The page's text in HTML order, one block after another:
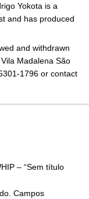
Yokota is a
and has produced
and withdrawn
Madalena São
1796 or contact
– “Sem título
Campos